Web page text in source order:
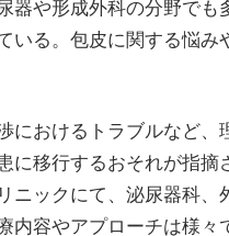
器や形成外科の分野で
る。包皮に関する悩
おけるトラブルなど、
に移行するおそれが指
ックにて、泌尿器科
容やアプローチは様